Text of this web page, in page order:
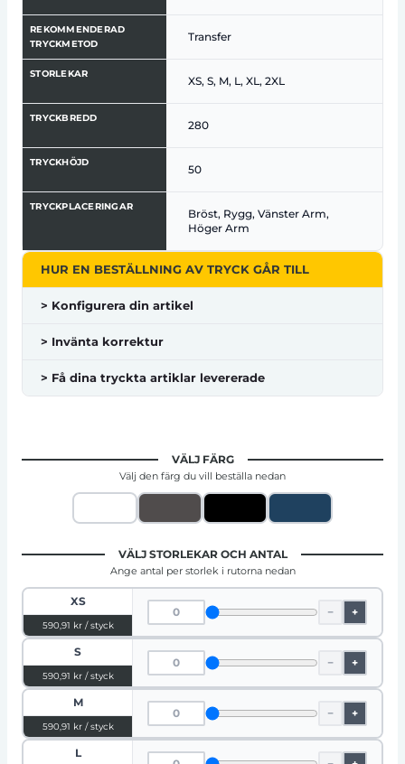
REKOMMENDERAD
TRYCKMETOD
Transfer
STORLEKAR
XS, S, M, L, XL, 2XL
TRYCKBREDD
280
TRYCKHÖJD
50
TRYCKPLACERINGAR
Bröst, Rygg, Vänster Arm,
Höger Arm
HUR EN BESTÄLLNING AV TRYCK GÅR TILL
> Konfigurera din artikel
> Invänta korrektur
> Få dina tryckta artiklar levererade
VÄLJ FÄRG
Välj den färg du vill beställa nedan
VÄLJ STORLEKAR OCH ANTAL
Ange antal per storlek i rutorna nedan
XS
590,91 kr / styck
− +
S
590,91 kr / styck
− +
M
590,91 kr / styck
− +
L